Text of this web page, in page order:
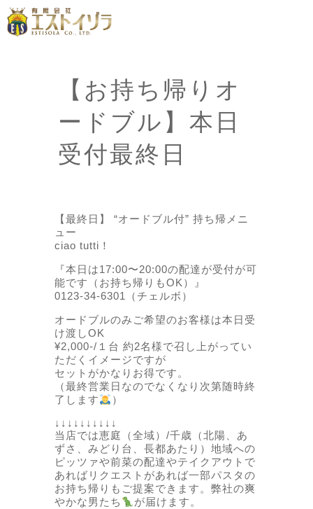
【お持ち帰りオ
ードブル】本日
受付最終日
【最終日】 “オードブル付” 持ち帰メニ
ュー
ciao tutti！
『本日は17:00〜20:00の配達が受付が可
能です（お持ち帰りもOK）』
0123-34-6301（チェルボ）
オードブルのみご希望のお客様は本日受
け渡しOK
¥2,000-/１台 約2名様で召し上がってい
ただくイメージですが
セットがかなりお得です。
（最終営業日なのでなくなり次第随時終
了します
）
↓↓↓↓↓↓↓↓↓↓
当店では恵庭（全域）/千歳（北陽、あ
ずさ、みどり台、長都あたり）地域への
ピッツァや前菜の配達やテイクアウトで
あればリクエストがあれば一部パスタの
お持ち帰りもご提案できます。弊社の爽
やかな男たち
が届けます。